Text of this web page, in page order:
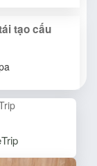
tạo cấu